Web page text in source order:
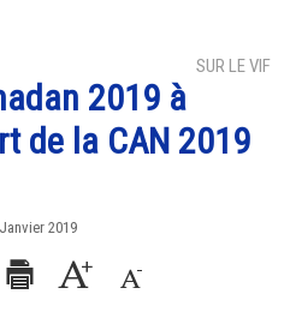
SUR LE VIF
2019 à
de la CAN 2019
2019